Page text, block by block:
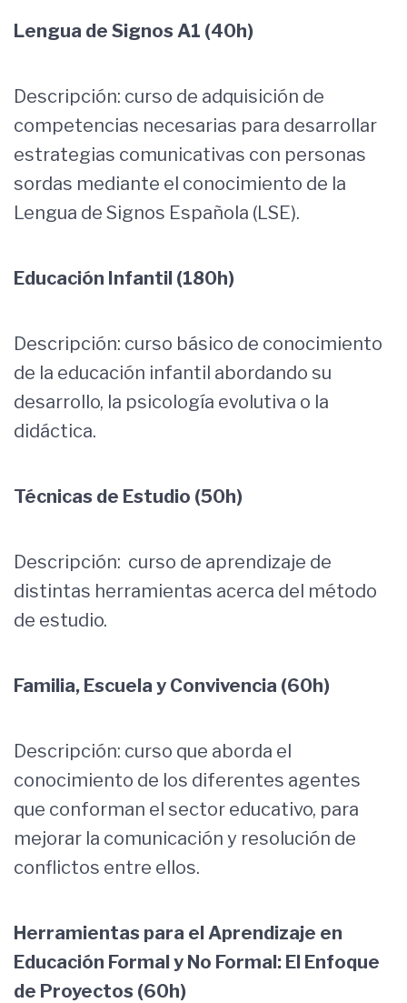
Lengua de Signos A1 (40h)
Descripción: curso de adquisición de
competencias necesarias para desarrollar
estrategias comunicativas con personas
sordas mediante el conocimiento de la
Lengua de Signos Española (LSE).
Educación Infantil (180h)
Descripción: curso básico de conocimiento
de la educación infantil abordando su
desarrollo, la psicología evolutiva o la
didáctica.
Técnicas de Estudio (50h)
Descripción: curso de aprendizaje de
distintas herramientas acerca del método
de estudio.
Familia, Escuela y Convivencia (60h)
Descripción: curso que aborda el
conocimiento de los diferentes agentes
que conforman el sector educativo, para
mejorar la comunicación y resolución de
conflictos entre ellos.
Herramientas para el Aprendizaje en
Educación Formal y No Formal: El Enfoque
de Proyectos (60h)